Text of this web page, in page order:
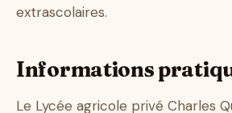
extrascolaires.
Informations
Le Lycée agricole privé Charles